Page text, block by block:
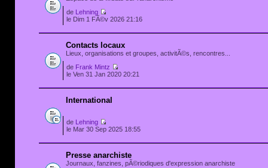
de
Lehning
le Dim 1 FÃ©v 2026 21:16
Contacts locaux
Lieux, organisations et groupes, activitÃ©s, rencontres...
de Frank Mintz
le Ven 31 Jan 2020 20:21
International
de
Lehning
le Mar 30 Sep 2025 18:55
Presse anarchiste
Journaux, fanzines, pÃ©riodiques d'expression anarchiste